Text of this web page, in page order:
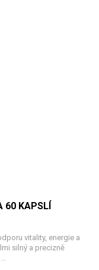
60 KAPSLÍ
vitality, energie a
silný a precizně